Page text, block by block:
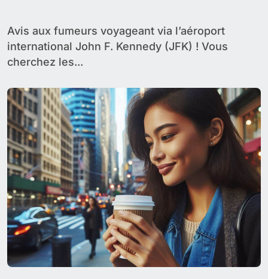
cigarette
Avis aux fumeurs voyageant via l’aéroport
international John F. Kennedy (JFK) ! Vous
cherchez les...